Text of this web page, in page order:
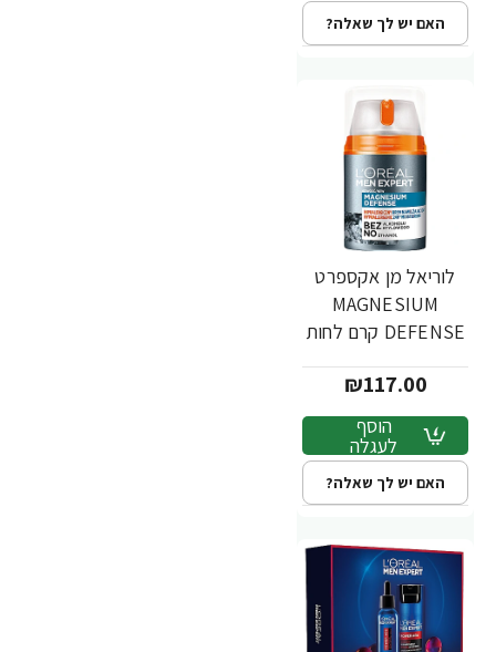
האם יש לך שאלה?
לוריאל מן אקספרט
MAGNESIUM
DEFENSE קרם לחות
50 מ"ל - מבית
L'OREAL
₪117.00
הוסף
לעגלה
האם יש לך שאלה?